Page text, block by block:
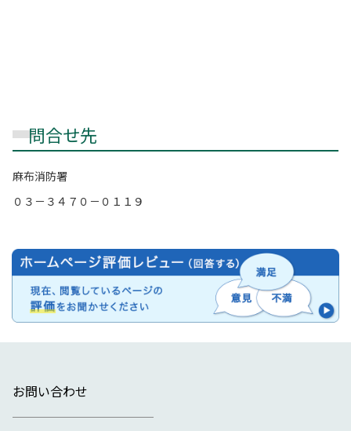
問合せ先
麻布消防署
０３－３４７０－０１１９
お問い合わせ